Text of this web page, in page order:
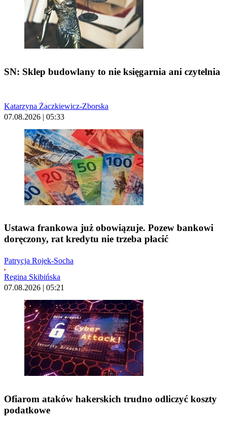
SN: Sklep budowlany to nie księgarnia ani czytelnia
Katarzyna Żaczkiewicz-Zborska
07.08.2026 | 05:33
Ustawa frankowa już obowiązuje. Pozew bankowi
doręczony, rat kredytu nie trzeba płacić
Patrycja Rojek-Socha
Regina Skibińska
07.08.2026 | 05:21
Ofiarom ataków hakerskich trudno odliczyć koszty
podatkowe